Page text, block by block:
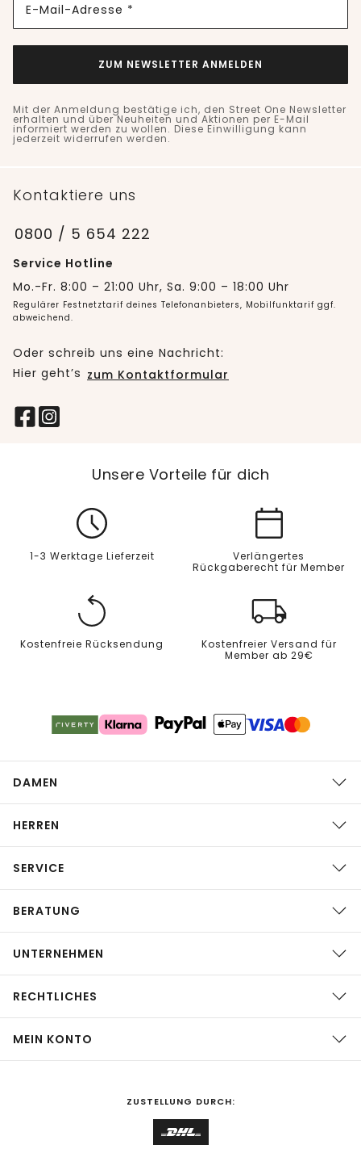
E-Mail-Adresse *
ZUM NEWSLETTER ANMELDEN
Mit der Anmeldung bestätige ich, den Street One Newsletter
erhalten und über Neuheiten und Aktionen per E-Mail
informiert werden zu wollen. Diese Einwilligung kann
jederzeit widerrufen werden.
Kontaktiere uns
0800 / 5 654 222
Service Hotline
Mo.-Fr. 8:00 – 21:00 Uhr, Sa. 9:00 – 18:00 Uhr
Regulärer Festnetztarif deines Telefonanbieters, Mobilfunktarif ggf.
abweichend.
Oder schreib uns eine Nachricht:
Hier geht’s zum Kontaktformular
Unsere Vorteile für dich
1-3 Werktage Lieferzeit
Verlängertes
Rückgaberecht für Member
Kostenfreie Rücksendung
Kostenfreier Versand für
Member ab 29€
DAMEN
HERREN
SERVICE
BERATUNG
UNTERNEHMEN
RECHTLICHES
MEIN KONTO
ZUSTELLUNG DURCH: